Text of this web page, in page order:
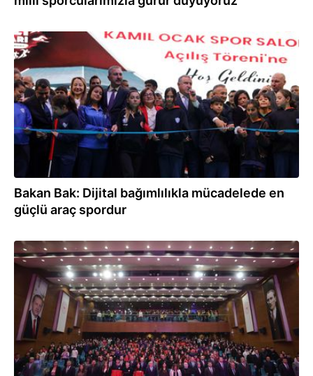
25.12.2025
Bakan Bak: Dijital bağımlılıkla mücadelede en
güçlü araç spordur
09.12.2025